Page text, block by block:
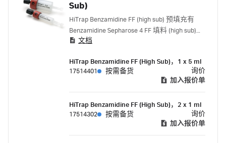
Sub)
HiTrap Benzamidine FF (high sub) 预填充有
Benzamidine Sepharose 4 FF 填料 (high sub)，
旨在用于去除和/或纯化丝氨酸蛋白酶（如凝
文档
HiTrap Benzamidine FF (High Sub)，1 x 5 ml
17514401
按需备货
询价
加入报价单
HiTrap Benzamidine FF (High Sub)，2 x 1 ml
17514302
按需备货
询价
加入报价单